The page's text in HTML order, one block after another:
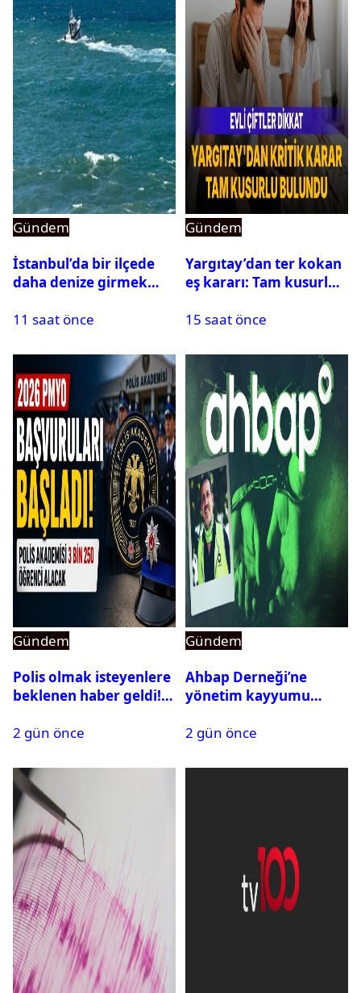
Gündem
İstanbul’da bir ilçede
daha denize girmek
11 saat önce
Gündem
Yargıtay’dan ter kokan
eş kararı: Tam kusurlu
15 saat önce
Gündem
Polis olmak isteyenlere
beklenen haber geldi!
2 gün önce
Gündem
Ahbap Derneği’ne
yönetim kayyumu
açıldı
2 gün önce